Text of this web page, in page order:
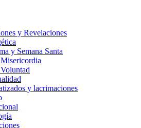
y Revelaciones
y Semana Santa
y lacrimaciones